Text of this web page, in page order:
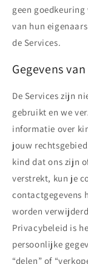
geen
van hun
de Services.
Gegevens
De Services zijn
gebruikt en we
informatie over
jouw
kind dat ons zijn
verstrekt, kun je
contactgegevens
worden
Privacybeleid is
persoonlijke
“delen” of